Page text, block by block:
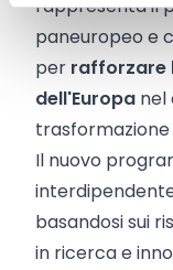
rappresenta il
paneuropeo e
per rafforzare
dell'Europa nel
trasformazione
Il nuovo
basandosi sui
in ricerca e